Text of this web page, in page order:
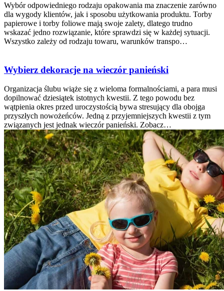
Wybór odpowiedniego rodzaju opakowania ma znaczenie zarówno
dla wygody klientów, jak i sposobu użytkowania produktu. Torby
papierowe i torby foliowe mają swoje zalety, dlatego trudno
wskazać jedno rozwiązanie, które sprawdzi się w każdej sytuacji.
Wszystko zależy od rodzaju towaru, warunków transpo…
Wybierz dekoracje na wieczór panieński
Organizacja ślubu wiąże się z wieloma formalnościami, a para musi
dopilnować dziesiątek istotnych kwestii. Z tego powodu bez
wątpienia okres przed uroczystością bywa stresujący dla obojga
przyszłych nowożeńców. Jedną z przyjemniejszych kwestii z tym
związanych jest jednak wieczór panieński. Zobacz…